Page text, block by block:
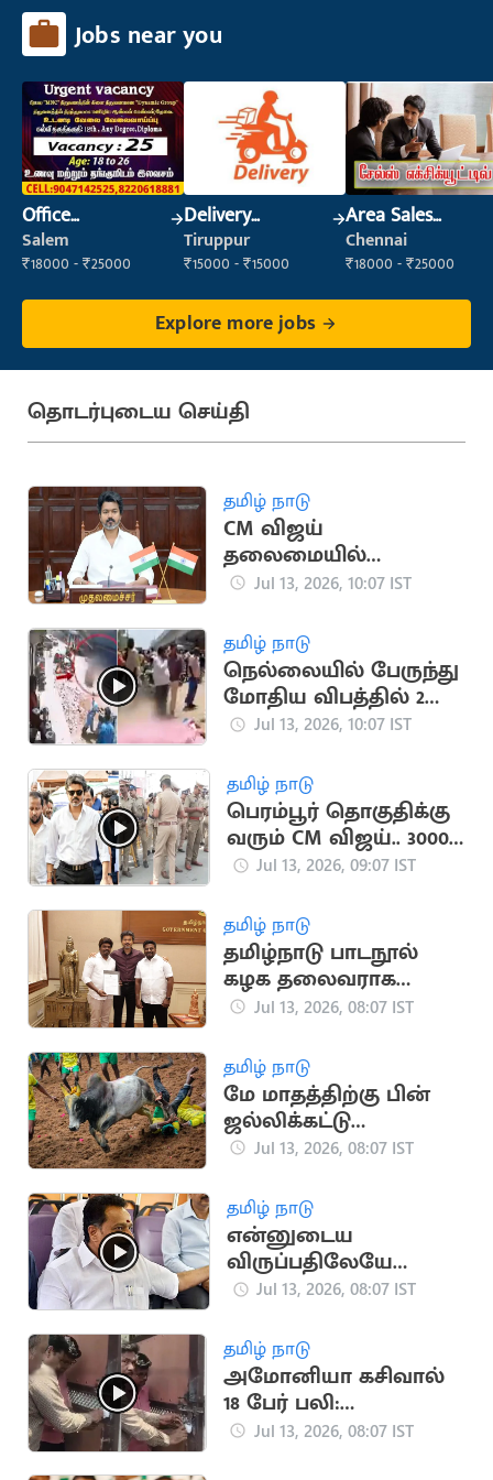
Jobs near you
Office
Maintenance
Staff
Salem
₹18000 - ₹25000
Delivery
Executive
Tiruppur
₹15000 - ₹15000
Area Sales
Executive
Chennai
₹18000 - ₹25000
Explore more jobs
தொடர்புடைய செய்தி
தமிழ் நாடு
CM விஜய்
தலைமையில்
பொதுப்பணித்துறை
Jul 13, 2026, 10:07 IST
தமிழ் நாடு
நெல்லையில் பேருந்து
மோதிய விபத்தில் 2
பேர் பலி
Jul 13, 2026, 10:07 IST
தமிழ் நாடு
பெரம்பூர் தொகுதிக்கு
வரும் CM விஜய்.. 3000
போலீசார் குவிப்பு
Jul 13, 2026, 09:07 IST
தமிழ் நாடு
தமிழ்நாடு பாடநூல்
கழக தலைவராக
லயோலா மணி
Jul 13, 2026, 08:07 IST
தமிழ் நாடு
மே மாதத்திற்கு பின்
ஜல்லிக்கட்டு
போட்டிகள்
நீதிமன்றம்
Jul 13, 2026, 08:07 IST
தமிழ் நாடு
என்னுடைய
விருப்பதிலேயே
தவெகவிற்கு
எம்.ஆர்.விஜயபாஸ்கர்
Jul 13, 2026, 08:07 IST
தமிழ் நாடு
அமோனியா கசிவால்
18 பேர் பலி:
ஆலைக்குச் சீல்
Jul 13, 2026, 08:07 IST